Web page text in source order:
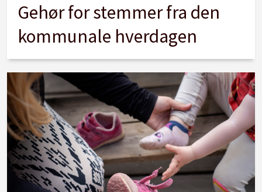
Gehør for stemmer fra den
kommunale hverdagen